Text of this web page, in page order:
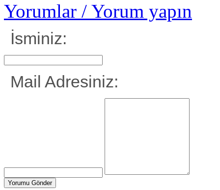
Yorumlar / Yorum yapın
İsminiz:
Mail Adresiniz: